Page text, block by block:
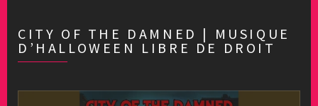
CITY OF THE DAMNED | MUSIQUE
D’HALLOWEEN LIBRE DE DROIT